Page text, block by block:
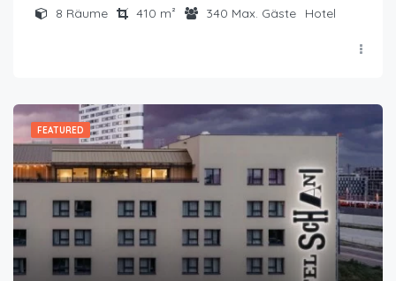
8 Räume 410 m² 340 Max. Gäste Hotel
FEATURED